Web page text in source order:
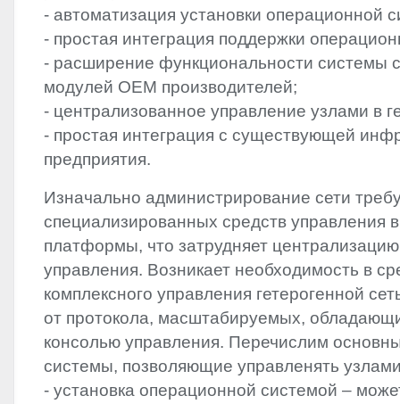
- автоматизация установки операционной
- простая интеграция поддержки
- расширение функциональности системы
модулей OEM производителей;
- централизованное управление узлами в
- простая интеграция с существующей
предприятия.
Изначально администрирование сети
специализированных средств управления
платформы, что затрудняет
управления. Возникает необходимость в
комплексного управления гетерогенной
от протокола, масштабируемых,
консолью управления. Перечислим
системы, позволяющие управленять
- установка операционной системой –